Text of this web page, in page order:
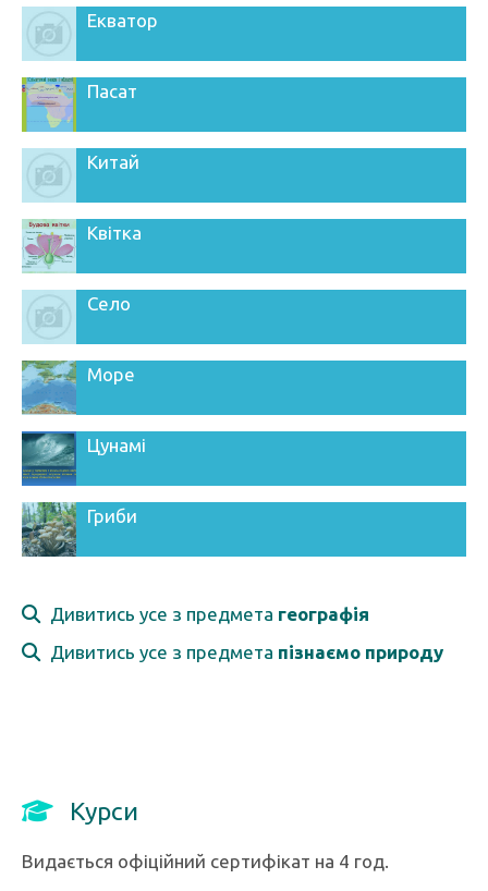
Екватор
Пасат
Китай
Квітка
Село
Море
Цунамі
Гриби
Дивитись усе з предмета географія
Дивитись усе з предмета пізнаємо природу
Курси
Видається офіційний сертифікат на 4 год.